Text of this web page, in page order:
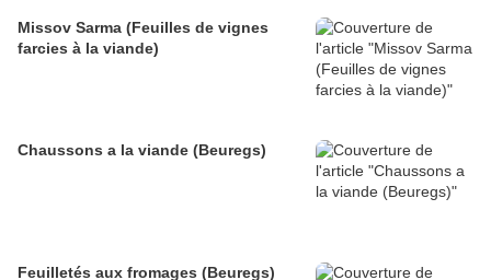
Missov Sarma (Feuilles de vignes
farcies à la viande)
Chaussons a la viande (Beuregs)
Feuilletés aux fromages (Beuregs)